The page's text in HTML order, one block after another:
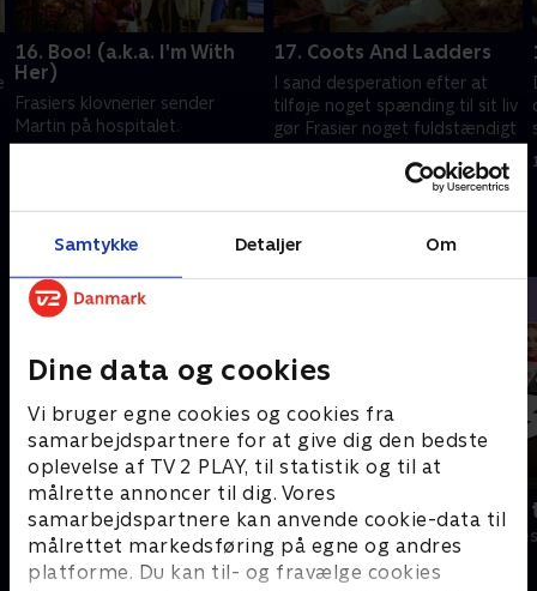
Samtykke Detaljer Om
Dine data og cookies
Vi bruger egne cookies og cookies fra
samarbejdspartnere for at give dig den bedste
oplevelse af TV 2 PLAY, til statistik og til at
målrette annoncer til dig. Vores
samarbejdspartnere kan anvende cookie-data til
målrettet markedsføring på egne og andres
platforme. Du kan til- og fravælge cookies
16. Boo! (a.k.a. I'm With
Her)
Frasiers klovnerier sender
Martin på hospitalet.
17. Coots And Ladders
I sand desperation efter at
tilføje noget spænding til sit liv
gør Frasier noget fuldstændigt
usædvanligt.
Andre så også
Robssons (dansk tale)
Komedie • 1 sæsoner
Bert (dansk
Komedie • 1